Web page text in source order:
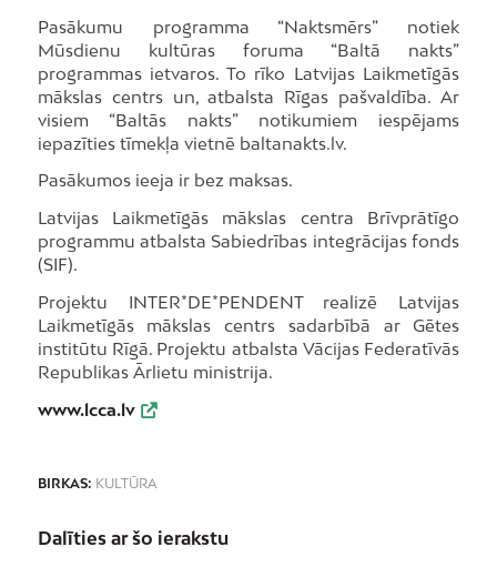
Pasākumu programma “Naktsmērs” notiek
Mūsdienu kultūras foruma “Baltā nakts”
programmas ietvaros. To rīko Latvijas Laikmetīgās
mākslas centrs un, atbalsta Rīgas pašvaldība. Ar
visiem “Baltās nakts” notikumiem iespējams
iepazīties tīmekļa vietnē baltanakts.lv.
Pasākumos ieeja ir bez maksas.
Latvijas Laikmetīgās mākslas centra Brīvprātīgo
programmu atbalsta Sabiedrības integrācijas fonds
(SIF).
Projektu INTER*DE*PENDENT realizē Latvijas
Laikmetīgās mākslas centrs sadarbībā ar Gētes
institūtu Rīgā. Projektu atbalsta Vācijas Federatīvās
Republikas Ārlietu ministrija.
www.lcca.lv
BIRKAS: KULTŪRA
Dalīties ar šo ierakstu